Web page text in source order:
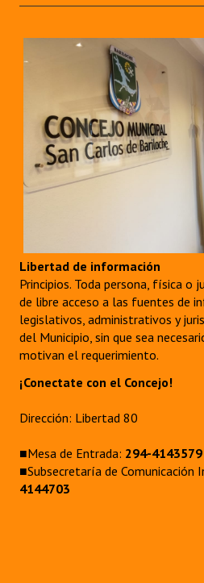
Libertad de información
Principios. Toda persona, física o
de libre acceso a las fuentes de
legislativos, administrativos y
del Municipio, sin que sea
motivan el requerimiento.
¡Conectate con el Concejo!
Dirección: Libertad 80
■Mesa de Entrada: 294-4143579
■Subsecretaría de Comunicación
4144703